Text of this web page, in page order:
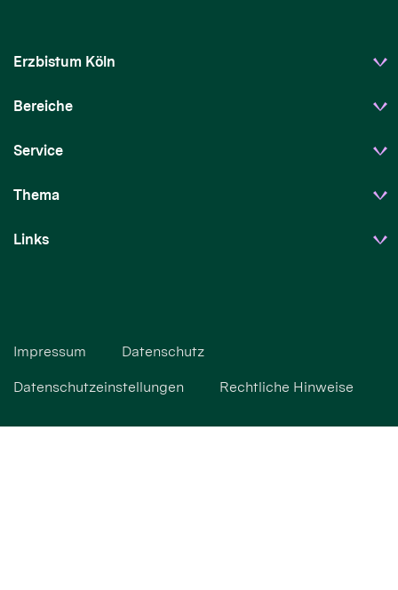
Erzbistum Köln
Bereiche
Service
Thema
Links
Impressum Datenschutz
Datenschutzeinstellungen Rechtliche Hinweise